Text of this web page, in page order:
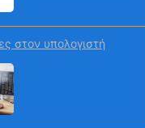
στον υπολογιστή